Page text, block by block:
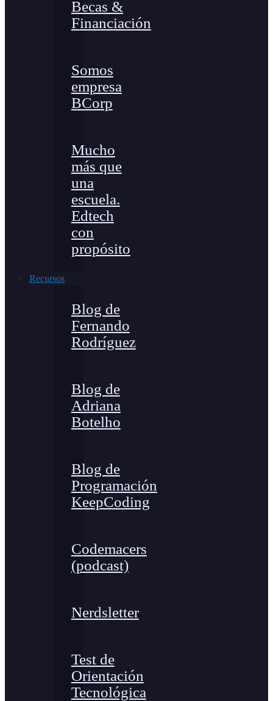
Becas &
Financiación
Somos
empresa
BCorp
Mucho
más que
una
escuela.
Edtech
con
propósito
Recursos
Blog de
Fernando
Rodríguez
Blog de
Adriana
Botelho
Blog de
Programación
KeepCoding
Codemacers
(podcast)
Nerdsletter
Test de
Orientación
Tecnológica